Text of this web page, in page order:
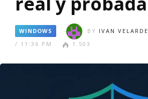
WINDOWS BY IVAN VELARDE
/ 11:36 PM
1.503